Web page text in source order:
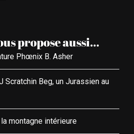
propose aussi…
Phœnix B. Asher
Scratchin Beg, un Jurassien au
montagne intérieure